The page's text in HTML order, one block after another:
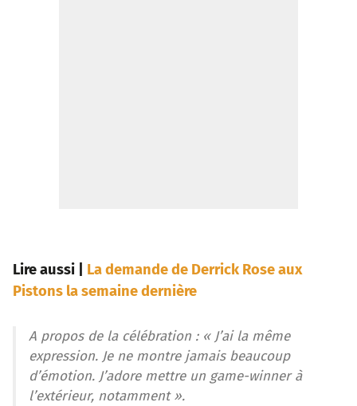
Lire aussi
La demande de Derrick Rose aux
Pistons la semaine dernière
A propos de la célébration :« J’ai la même
expression. Je ne montre jamais beaucoup
d’émotion. J’adore mettre un game-winner à
l’extérieur, notamment ».